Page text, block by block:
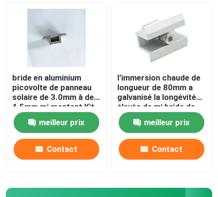
bride en aluminium
picovolte de panneau
solaire de 3.0mm à de
4.5mm mi montant Kit
Fast Installation
meilleur prix
Contact
l'immersion chaude de
longueur de 80mm a
galvanisé la longévité
élevée de mi bride de
panneau solaire
meilleur prix
Contact